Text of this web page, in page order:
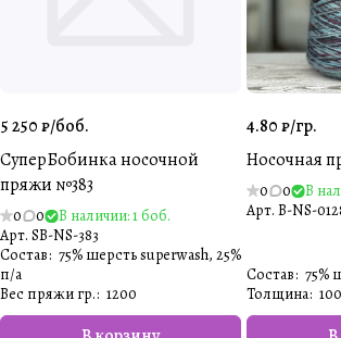
5 250 ₽/боб.
СуперБобинка носочной
пряжи №383
0 0
В наличии: 1 боб.
Арт. SB-NS-383
Состав: 75% шерсть superwash, 25%
п/а
Вес пряжи гр.: 1200
4.80 ₽/гр.
Носочная
0 0
В
Арт. B-NS-
Состав: 75%
Толщина: